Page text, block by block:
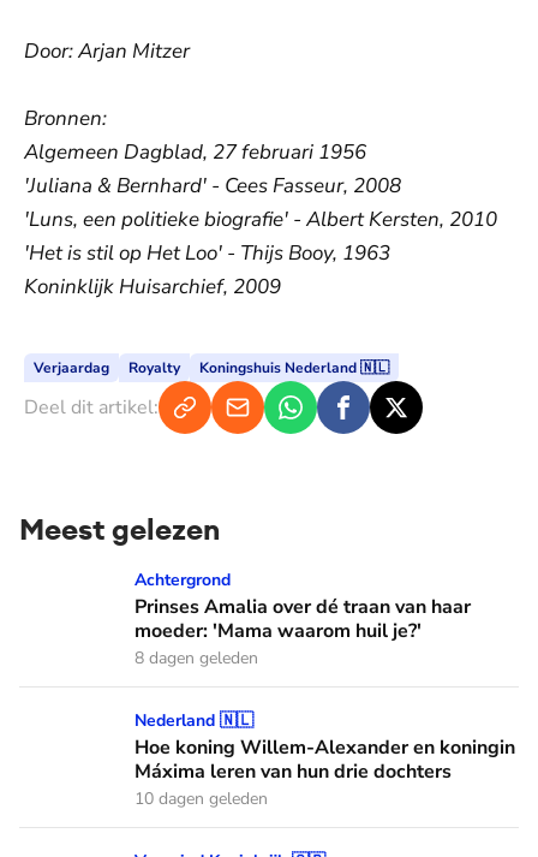
Door: Arjan Mitzer
Bronnen:
Algemeen Dagblad, 27 februari 1956
'Juliana & Bernhard' - Cees Fasseur, 2008
'Luns, een politieke biografie' - Albert Kersten, 2010
'Het is stil op Het Loo' - Thijs Booy, 1963
Koninklijk Huisarchief, 2009
Verjaardag Royalty Koningshuis Nederland 🇳🇱
Deel dit artikel:
Meest gelezen
Prinses Amalia over dé traan van haar moeder: 'Mama
Achtergrond
Prinses Amalia over dé traan van haar
moeder: 'Mama waarom huil je?'
8 dagen geleden
Hoe koning Willem-Alexander en koningin Máxima leren
Nederland 🇳🇱
Hoe koning Willem-Alexander en koningin
Máxima leren van hun drie dochters
10 dagen geleden